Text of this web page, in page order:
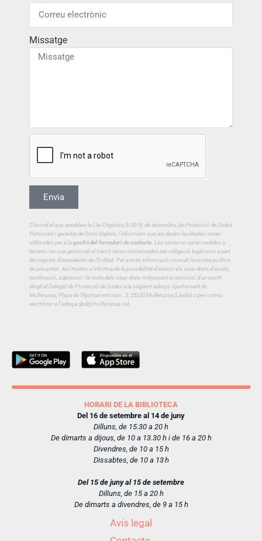
Missatge
Envia
D’acord el que estableix la Llei Orgànica 3/2018, de desembre, de Protecció de Dades
Personals i garantia de Drets Digitals, l’informem que les dades facilitades seran
utilitzades per a lagestió del formulari de contacte. Les seves no seran cedides a
tercers i un cop gestionat el tràmit seran conservades per obligació legal com a part
del registre d’expedients de l’Entitat. Per a més informació consulti la nostra política
de privacitat. Així mateix s’informa de la possibilitat d’exercir els seus drets d’accés,
rectificació, supressió i la resta dels seus drets mitjançant la remissió d’un escrit
dirigit al Delegat de Protecció de Dades a la següent adreça: Ajuntament de
Mollerussa, Plaça de l’Ajuntament núm. 2, 25230 Mollerussa (Lleida) o per correu
electrònic a l’adreça dpd@mollerussa.cat.
HORARI DE LA BIBLIOTECA
Del 16 de setembre al 14 de juny
Dilluns, de 15.30 a 20 h
De dimarts a dijous, de 10 a 13.30 h i de 16 a 20 h
Divendres, de 10 a 15 h
Dissabtes, de 10 a 13 h
Del 15 de juny al 15 de setembre
Dilluns, de 15 a 20 h
De dimarts a divendres, de 9 a 15 h
Avís legal